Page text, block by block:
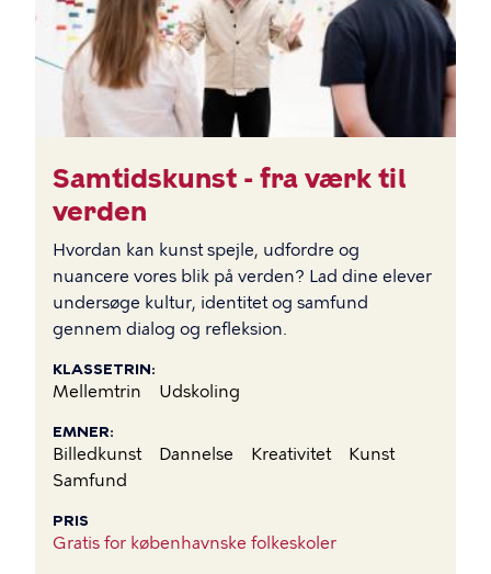
Samtidskunst - fra værk til
verden
Hvordan kan kunst spejle, udfordre og
nuancere vores blik på verden? Lad dine elever
undersøge kultur, identitet og samfund
gennem dialog og refleksion.
KLASSETRIN
Mellemtrin Udskoling
EMNER
Billedkunst Dannelse Kreativitet
Kunst
Samfund
PRIS
Gratis for københavnske folkeskoler